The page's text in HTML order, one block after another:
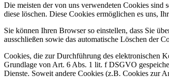
Die meisten der von uns verwendeten Cookies sind
diese löschen. Diese Cookies ermöglichen es uns,
Sie können Ihren Browser so einstellen, dass Sie
ausschließen sowie das automatische Löschen der
Cookies, die zur Durchführung des elektronischen
Grundlage von Art. 6 Abs. 1 lit. f DSGVO
Dienste. Soweit andere Cookies (z.B. Cookies zur